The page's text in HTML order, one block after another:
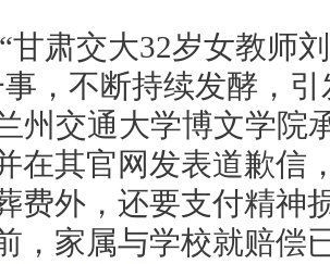
肃交大32岁女教师
，不断持续发酵，
州交通大学博文学院
在其官网发表道歉信
费外，还要支付精神
，家属与学校就赔偿